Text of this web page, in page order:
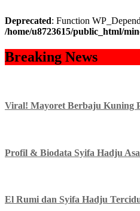
Deprecated: Function
/home/u8723615/public_html/
Skip
to
Breaking News
Viral! Mayoret Berbaju Kuning
Profil & Biodata Syifa Hadju
El Rumi dan Syifa Hadju